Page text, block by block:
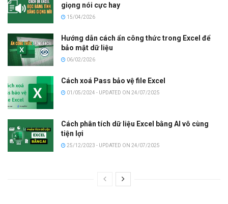
giọng nói cực hay
15/04/2026
Hướng dẫn cách ẩn công thức trong Excel để
bảo mật dữ liệu
06/02/2026
Cách xoá Pass bảo vệ file Excel
01/05/2024 - UPDATED ON 24/07/2025
Cách phân tích dữ liệu Excel bằng AI vô cùng
tiện lợi
25/12/2023 - UPDATED ON 24/07/2025